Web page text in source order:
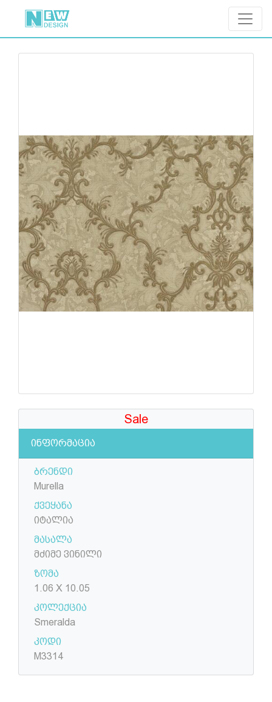
Sale
ინფორმაცია
ბრენდი
Murella
ქვეყანა
იტალია
მასალა
მძიმე ვინილი
ზომა
1.06 X 10.05
კოლექცია
Smeralda
კოდი
M3314